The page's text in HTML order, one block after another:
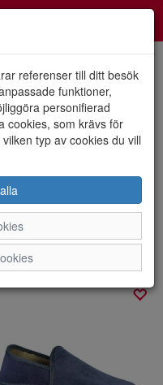
enfärgade,slip in
säsonger hittar du här.
referenser till ditt besök
funktioner,
personifierad
cookies, som krävs för
typ av cookies du vill